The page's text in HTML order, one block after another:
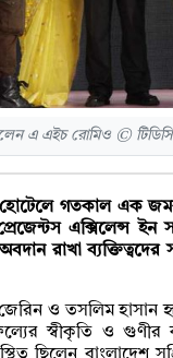
এ এইচ রোমিও ©
গতকাল এক
এক্সিলেন্স
রাখা
ও তসলিম হাসান
স্বীকৃতি ও